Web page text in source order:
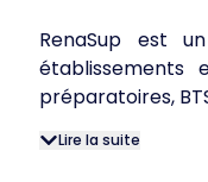
RenaSup est
établissements
préparatoires,
Lire la suite